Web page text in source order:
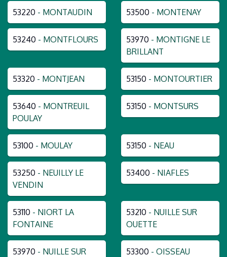
53220 - MONTAUDIN 53500 - MONTENAY
53240 - MONTFLOURS 53970 - MONTIGNE LE
BRILLANT
53320 - MONTJEAN 53150 - MONTOURTIER
53640 - MONTREUIL
POULAY
53150 - MONTSURS
53100 - MOULAY 53150 - NEAU
53250 - NEUILLY LE
VENDIN
53400 - NIAFLES
53110 - NIORT LA
FONTAINE
53210 - NUILLE SUR
OUETTE
53970 - NUILLE SUR
53300 - OISSEAU